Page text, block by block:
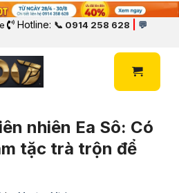
Hotline: 📞 0914 258 628
💬
nhiên Ea Sô: Có
tặc trà trộn để